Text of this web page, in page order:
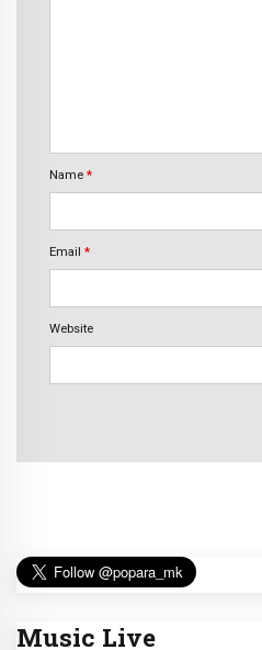
Name *
Email *
Website
Music Live